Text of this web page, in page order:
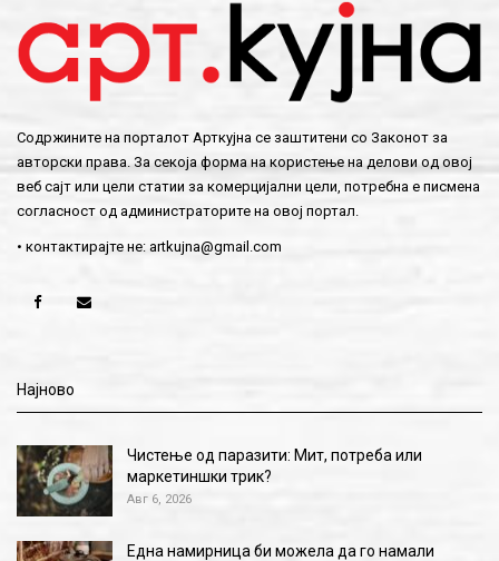
Содржините на порталот Арткујна се заштитени со Законот за
авторски права. За секоја форма на користење на делови од овој
веб сајт или цели статии за комерцијални цели, потребна е писмена
согласност од администраторите на овој портал.
• контактирајте не: artkujna@gmail.com
Најново
Чистење од паразити: Мит, потреба или
маркетиншки трик?
Авг 6, 2026
Една намирница би можела да го намали